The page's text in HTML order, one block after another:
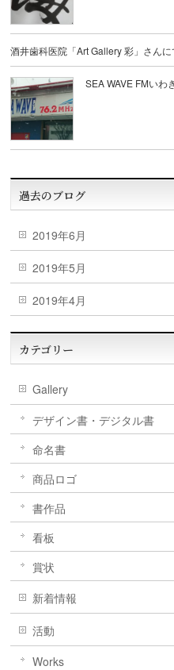
酒井歯科医院「Art Gallery 彩」さん
SEA WAVE FMいわ
過去のブログ
2019年6月
2019年5月
2019年4月
カテゴリー
Gallery
デザイン書・デジタル書
命名書
商品ロゴ
書作品
看板
賞状
新着情報
活動
Works